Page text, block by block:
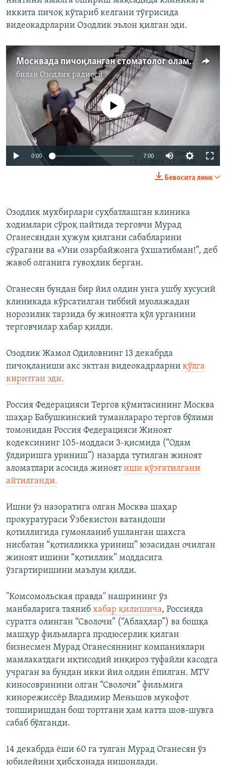
иккита пичоқ кўтариб келгани тўғрисида
видеокадрларни Озодлик эълон қилган эди.
Москвада пичоқланган стоматолог оламдан ўтди
билан Озодлик радиоси
720p 1080p
Айни дамда медиа-манба мавжуд эмас
0:00 7:00
720p
1080p
Бевосита линк
Озодлик мухбирлари суҳбатлашган клиника
ходимлари сўроқ пайтида терговчи Мурад
Оганесяндан ҳужум қилгани сабабларини
сўрагани ва «Уни озарбайжонга ўхшатибман!”, деб
жавоб олганига гувоҳлик берган.
Оганесян бундан бир йил олдин унга ушбу хусусий
клиникада кўрсатилган тиббий муолажадан
норозилик тарзида бу жиноятга қўл урганини
терговчилар хабар қилди.
Озодлик Жамол Одиловнинг 13 декабрда
пичоқланиши акс эктган видеокадрларни қўлга
киритган эди.
Россия Федерацияси Тергов қўмитасининг Москва
шаҳар Бабушкинский туманлараро тергов бўлими
томонидан Россия Федерацияси Жиноят
кодексининг 105-моддаси 3-қисмида (“Одам
ўлдиришга уриниш”) назарда тутилган жиноят
аломатлари асосида жиноятиши қўзғатилгани
айтилганди.
Ишни ўз назоратига олган Москва шаҳар
прокуратураси Ўзбекистон ватандоши
қотиллигида гумонланиб ушланган шахсга
нисбатан “қотилликка уриниш” юзасидан очилган
жиноят ишини “қотиллик” моддасига
ўзгартиришини маълум қилди.
"Комсомольская правда" нашрининг ўз
манбаларига таяниб хабар қилишича, Россияда
суратга олинган “Сволочи” (“Аблаҳлар”) ва бошқа
машҳур фильмларга продюсерлик қилган
бизнесмен Мурад Оганесяннинг компаниялари
мамлакатдаги иқтисодий инқироз туфайли касодга
учраган ва бундан икки йил олдин ёпилган. MTV
киносовринини олган “Сволочи” фильмига
кинорежиссёр Владимир Меньшов мукофот
топширишдан бош тортгани ҳам катта шов-шувга
сабаб бўлганди.
14 декабрда ёши 60 га тулган Мурад Оганесян ўз
юбилейини ҳибсхонада нишонлади.